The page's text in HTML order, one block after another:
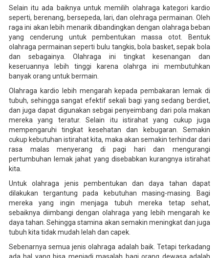
Selain itu ada baiknya untuk memilih olahraga kategori kardio
seperti, berenang, bersepeda, lari, dan olehraga permainan. Oleh
raga ini akan lebih menarik dibandingkan dengan olahraga beban
yang cenderung untuk pembentukan massa otot. Bentuk
olahraga permainan seperti bulu tangkis, bola basket, sepak bola
dan sebagainya. Olahraga ini tingkat kesenangan dan
keseruannya lebih tinggi karena olahrga ini membutuhkan
banyak orang untuk bermain.
Olahraga kardio lebih mengarah kepada pembakaran lemak di
tubuh, sehingga sangat efektif sekali bagi yang sedang berdiet,
dan juga dapat digunakan sebgai penyeimbang dari pola makan
mereka yang teratur. Selain itu istirahat yang cukup juga
mempengaruhi tingkat kesehatan dan kebugaran. Semakin
cukup kebutuhan istirahat kita, maka akan semakin terhindar dari
rasa malas menyerang di pagi hari dan mengurangi
pertumbuhan lemak jahat yang disebabkan kurangnya istirahat
kita.
Untuk olahraga jenis pembentukan dan daya tahan dapat
dilakukan tergantung pada kebutuhan masing-masing. Bagi
mereka yang ingin menjaga tubuh mereka tetap sehat,
sebaiknya diimbangi dengan olahraga yang lebih mengarah ke
daya tahan. Sehingga stamina akan semakin meningkat dan juga
tubuh kita tidak mudah lelah dan capek.
Sebenarnya semua jenis olahraga adalah baik. Tetapi terkadang